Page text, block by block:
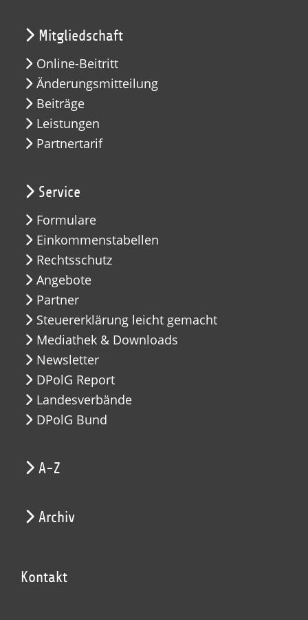
Mitgliedschaft
Online-Beitritt
Änderungsmitteilung
Beiträge
Leistungen
Partnertarif
Service
Formulare
Einkommenstabellen
Rechtsschutz
Angebote
Partner
Steuererklärung leicht gemacht
Mediathek & Downloads
Newsletter
DPolG Report
Landesverbände
DPolG Bund
A-Z
Archiv
Kontakt